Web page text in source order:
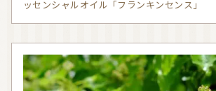
ッセンシャルオイル「フランキンセンス」